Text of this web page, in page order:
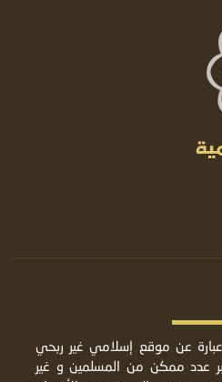
عن موقع إسلامي غير ربحي
عدد ممكن من المسلمين و غير